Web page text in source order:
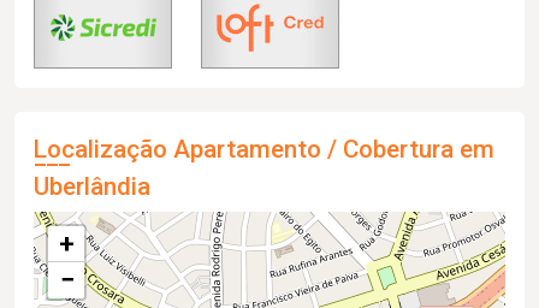
Localização Apartamento / Cobertura em
Uberlândia
+
−